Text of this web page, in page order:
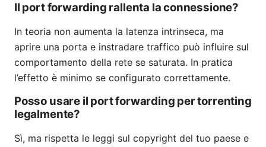
Il port forwarding rallenta la connessione?
In teoria non aumenta la latenza intrinseca, ma
aprire una porta e instradare traffico può influire sul
comportamento della rete se saturata. In pratica
l’effetto è minimo se configurato correttamente.
Posso usare il port forwarding per torrenting
legalmente?
Sì, ma rispetta le leggi sul copyright del tuo paese e